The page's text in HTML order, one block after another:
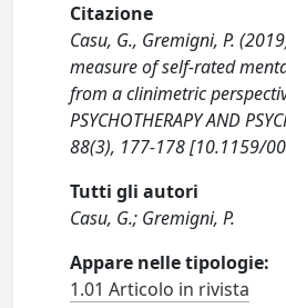
Citazione
Casu, G., Gremigni, P.
measure of self-rated
from a clinimetric
PSYCHOTHERAPY AND
88(3), 177-178 [10.1159/
Tutti gli autori
Casu, G.; Gremigni, P.
Appare nelle tipologie:
1.01 Articolo in rivista